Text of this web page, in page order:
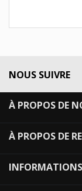
NOUS SUIVRE
À PROPOS DE
À PROPOS DE